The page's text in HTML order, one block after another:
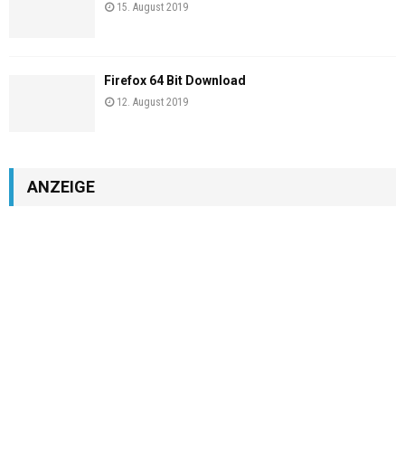
15. August 2019
Firefox 64 Bit Download
12. August 2019
ANZEIGE